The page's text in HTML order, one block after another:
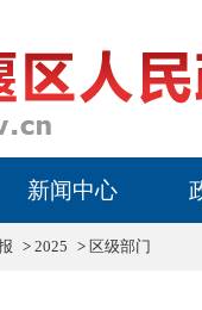
新闻中心
> 2025 > 区级部门